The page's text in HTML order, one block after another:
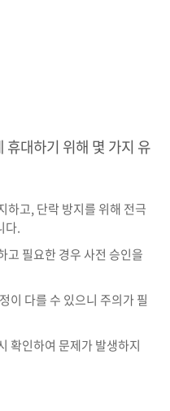
휴대하기 위해 몇 가지 유
하고, 단락 방지를 위해 전극
다.
고 필요한 경우 사전 승인을
이 다를 수 있으니 주의가 필
확인하여 문제가 발생하지